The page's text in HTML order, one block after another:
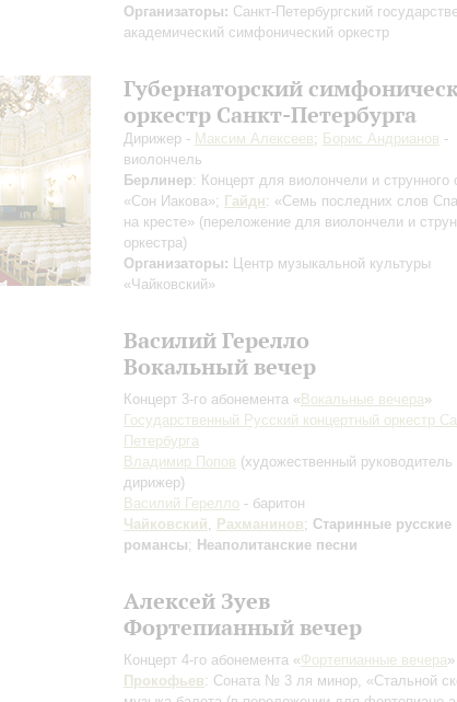
Организаторы: Санкт-Петербургский
академический симфонический оркестр
Губернаторский
оркестр Санкт-Петербурга
Дирижер - Максим Алексеев; Борис Андрианов -
виолончель
Берлинер: Концерт для виолончели и струнного
«Сон Иакова»; Гайдн: «Семь последних слов
на кресте» (переложение для виолончели и
оркестра)
Организаторы: Центр музыкальной культуры
«Чайковский»
Василий Герелло
Вокальный вечер
Концерт 3-го абонемента « Вокальные вечера»
Государственный Русский концертный оркестр
Петербурга
Владимир Попов (художественный руководитель
дирижер)
Василий Герелло - баритон
Чайковский, Рахманинов; Старинные русские
романсы; Неаполитанские песни
Алексей Зуев
Фортепианный вечер
Концерт 4-го абонемента «Фортепианные вечера»
Прокофьев: Соната № 3 ля минор, «Стальной